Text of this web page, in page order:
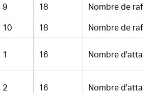
9 18
Nombre de
10 18
Nombre de
1 16 Nombre
2 16 Nombre